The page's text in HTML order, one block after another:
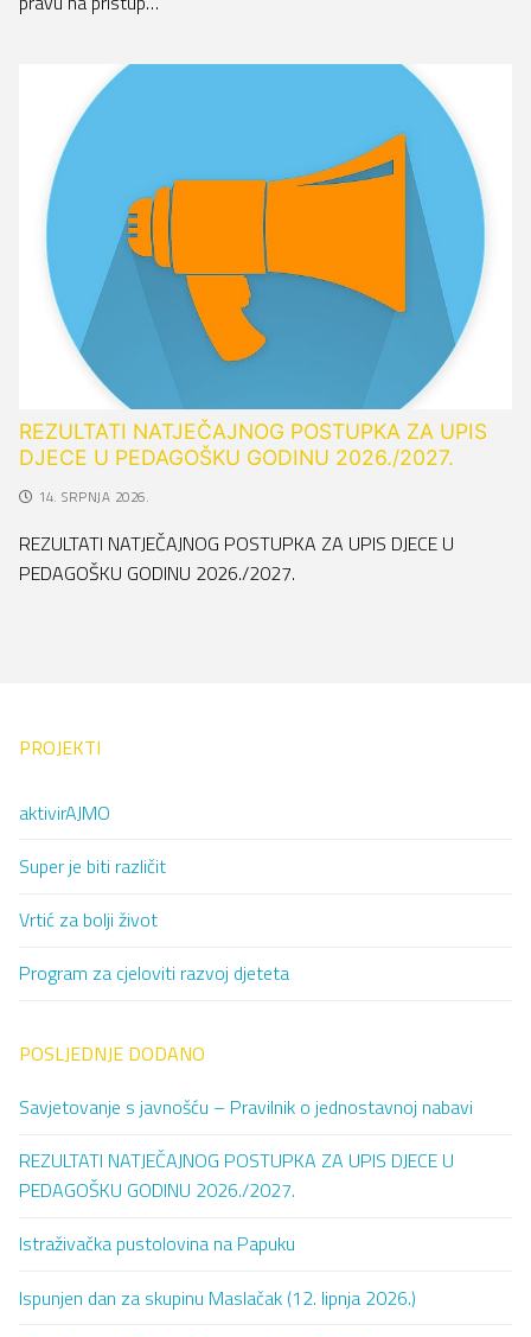
REZULTATI NATJEČAJNOG POSTUPKA ZA UPIS
DJECE U PEDAGOŠKU GODINU 2026./2027.
14. SRPNJA 2026.
REZULTATI NATJEČAJNOG POSTUPKA ZA UPIS DJECE U
PEDAGOŠKU GODINU 2026./2027.
PROJEKTI
aktivirAJMO
Super je biti različit
Vrtić za bolji život
Program za cjeloviti razvoj djeteta
POSLJEDNJE DODANO
Savjetovanje s javnošću – Pravilnik o jednostavnoj nabavi
REZULTATI NATJEČAJNOG POSTUPKA ZA UPIS DJECE U
PEDAGOŠKU GODINU 2026./2027.
Istraživačka pustolovina na Papuku
Ispunjen dan za skupinu Maslačak (12. lipnja 2026.)